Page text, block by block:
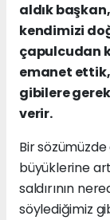
aldık
kendimizi
çapulcudan
emanet ettik,
gibilere
verir.
Bir
büyüklerine
saldırının
söylediğimiz